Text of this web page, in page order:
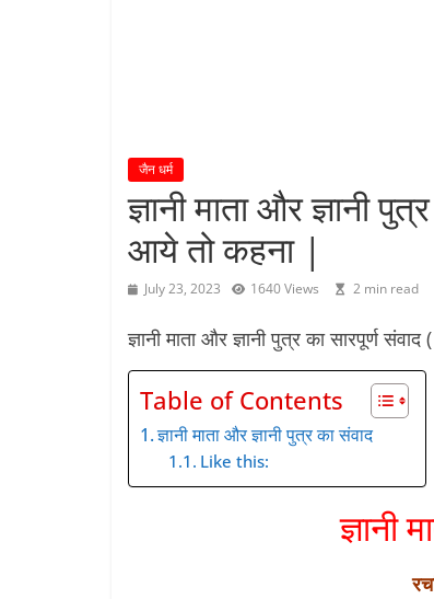
जैन धर्म
ज्ञानी माता और ज्ञानी
आये तो कहना |
July 23, 2023 1640 Views 2 min read
ज्ञानी माता और ज्ञानी पुत्र का सारपूर्ण
Table of Contents
ज्ञानी माता और ज्ञानी पुत्र का संवाद
Like this:
ज्ञानी